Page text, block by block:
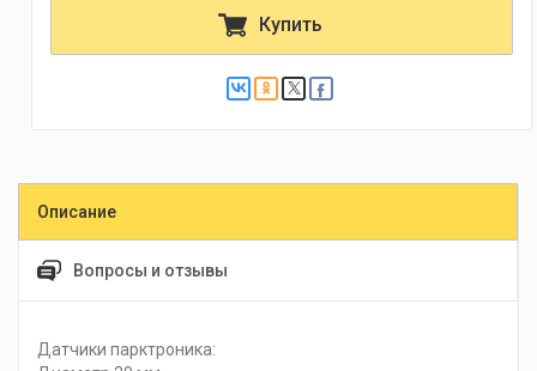
Купить
Описание
Вопросы и отзывы
Датчики парктроника: